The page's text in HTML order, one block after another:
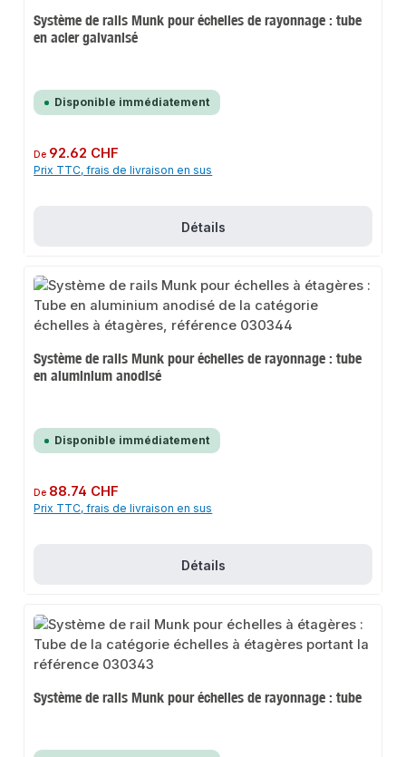
Système de rails Munk pour échelles de rayonnage : tube
en acier galvanisé
Disponible immédiatement
Prix régulier :
De 92.62 CHF
Prix TTC, frais de livraison en sus
Détails
Système de rails Munk pour échelles de rayonnage : tube
en aluminium anodisé
Disponible immédiatement
Prix régulier :
De 88.74 CHF
Prix TTC, frais de livraison en sus
Détails
Système de rails Munk pour échelles de rayonnage : tube